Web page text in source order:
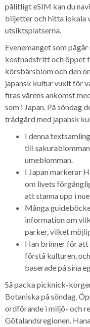
pålitligt eSIM kan du
biljetter och hitta lokala
utsiktsplatserna.
Evenemanget som
kostnadsfritt och öppet
körsbärsblom och den
japansk kultur vuxit för
firas vårens ankomst
som i Japan. På söndag
trädgård med japansk
I denna
till
umeblomman.
I Japan markerar
om livets
att stanna upp i
Många
information om
parker, vilket
Han brinner för att
förstå kulturen,
baserade på sina
Så packa picknick-
Botaniska på söndag.
ordförande i miljö- och
Götalandsregionen.